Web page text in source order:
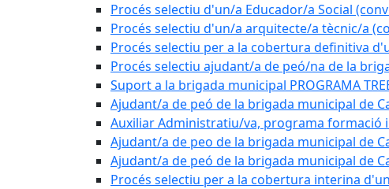
Procés selectiu d'un/a Educador/a Social
Procés selectiu d'un/a arquitecte/a tècnic/a
Procés selectiu per a la cobertura definitiva
Procés selectiu ajudant/a de peó/na de la
Suport a la brigada municipal PROGRAMA
Ajudant/a de peó de la brigada municipal de
Auxiliar Administratiu/va, programa formació i
Ajudant/a de peo de la brigada municipal de
Ajudant/a de peó de la brigada municipal de
Procés selectiu per a la cobertura interina